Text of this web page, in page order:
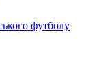
футболу